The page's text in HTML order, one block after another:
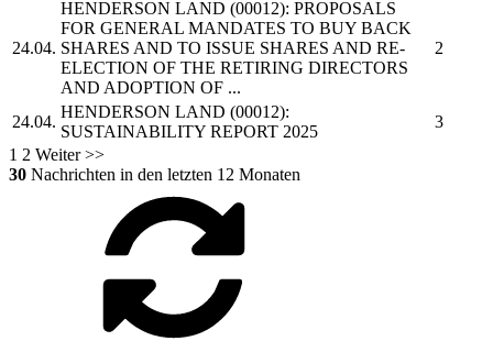
24.04.
HENDERSON LAND (00012): PROPOSALS
FOR GENERAL MANDATES TO BUY BACK
SHARES AND TO ISSUE SHARES AND RE-
ELECTION OF THE RETIRING DIRECTORS
AND ADOPTION OF ...
2
24.04.
HENDERSON LAND (00012):
SUSTAINABILITY REPORT 2025
3
1 2 Weiter >>
30 Nachrichten in den letzten 12 Monaten